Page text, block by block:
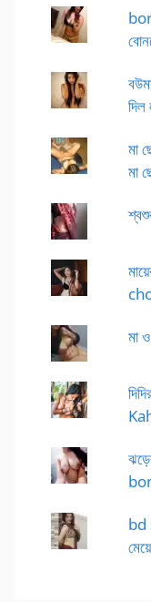
দিল
মা
মা
মা
bd